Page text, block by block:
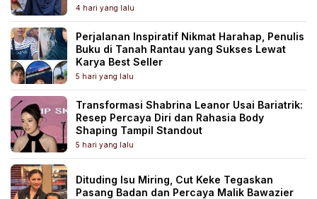
4 hari yang lalu
Perjalanan Inspiratif Nikmat Harahap, Penulis
Buku di Tanah Rantau yang Sukses Lewat
Karya Best Seller
5 hari yang lalu
Transformasi Shabrina Leanor Usai Bariatrik:
Resep Percaya Diri dan Rahasia Body
Shaping Tampil Standout
5 hari yang lalu
Dituding Isu Miring, Cut Keke Tegaskan
Pasang Badan dan Percaya Malik Bawazier